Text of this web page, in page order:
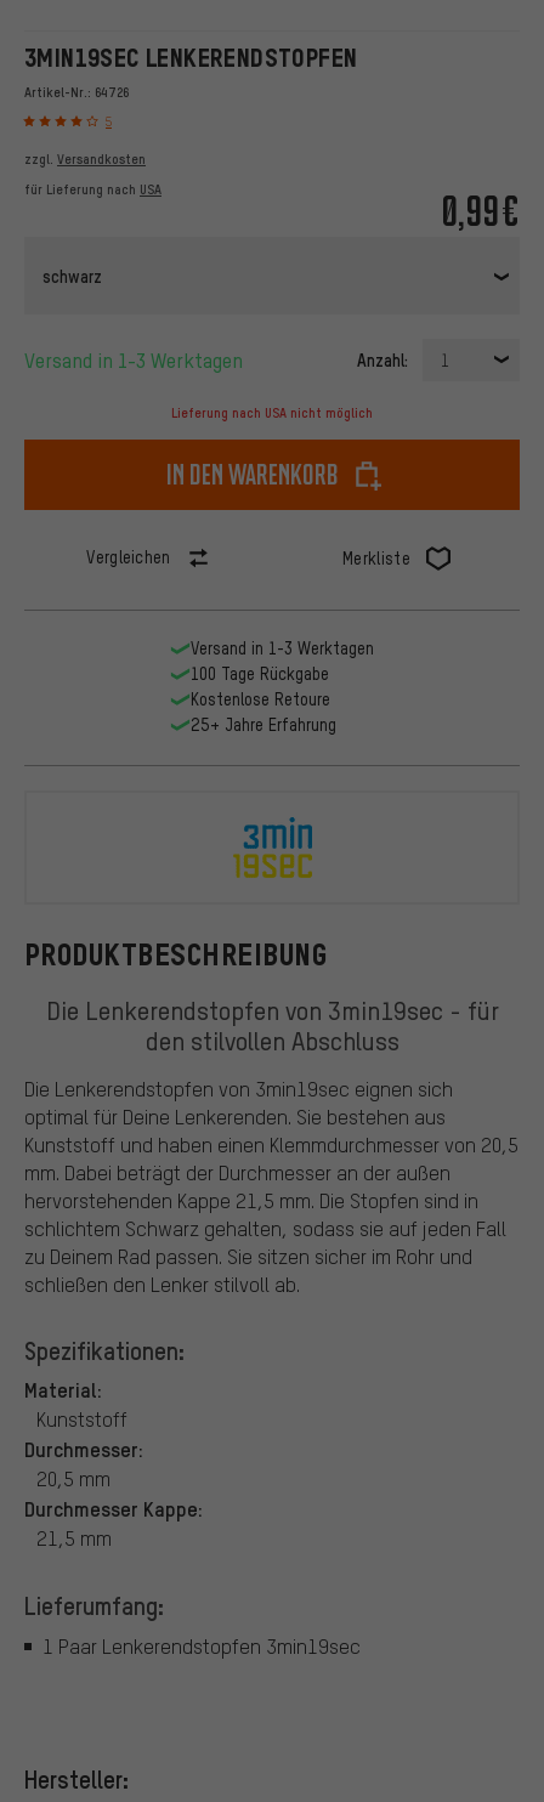
3MIN19SEC LENKERENDSTOPFEN
Artikel-Nr.: 64726
5
0,99€
zzgl. Versandkosten
für Lieferung nach USA
schwarz
Versand in 1-3 Werktagen Anzahl: 1
Lieferung nach USA nicht möglich
In den Warenkorb
Vergleichen Merkliste
PRODUKTBESCHREIBUNG
Die Lenkerendstopfen von 3min19sec - für
den stilvollen Abschluss
Die Lenkerendstopfen von 3min19sec eignen sich
optimal für Deine Lenkerenden. Sie bestehen aus
Kunststoff und haben einen Klemmdurchmesser von 20,5
mm. Dabei beträgt der Durchmesser an der außen
hervorstehenden Kappe 21,5 mm. Die Stopfen sind in
schlichtem Schwarz gehalten, sodass sie auf jeden Fall
zu Deinem Rad passen. Sie sitzen sicher im Rohr und
schließen den Lenker stilvoll ab.
Spezifikationen:
Material:
Kunststoff
Durchmesser:
20,5 mm
Durchmesser Kappe:
21,5 mm
Lieferumfang:
1 Paar Lenkerendstopfen 3min19sec
Hersteller:
Versand in 1-3 Werktagen
100 Tage Rückgabe
Kostenlose Retoure
25+ Jahre Erfahrung